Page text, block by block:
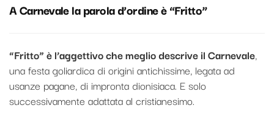
A Carnevale la parola d’ordine è “Fritto”
“Fritto” è l’aggettivo che meglio descrive il Carnevale,
una festa goliardica di origini antichissime, legata ad
usanze pagane, di impronta dionisiaca. E solo
successivamente adattata al cristianesimo.